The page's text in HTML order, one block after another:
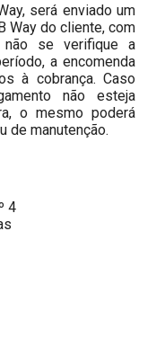
será enviado um
Way do cliente, com
se verifique a
a encomenda
à cobrança. Caso
não esteja
o mesmo poderá
de manutenção.
4